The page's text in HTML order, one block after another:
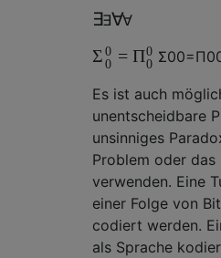
∃∃∀∀
Σ 0
0 = Π0
0 Σ00=Π0
Es ist auch
unentscheidbare
unsinniges
Problem oder das
verwenden. Eine
einer Folge von
codiert werden.
als Sprache